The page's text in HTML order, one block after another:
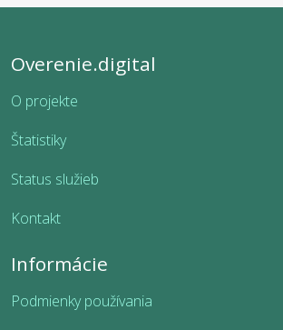
Overenie.digital
O projekte
Štatistiky
Status služieb
Kontakt
Informácie
Podmienky používania